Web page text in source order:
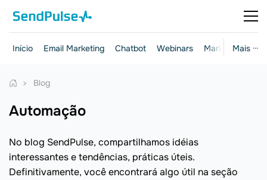
Mais ···
Início Email Marketing Chatbot Webinars Marketing e
Blog
automação
No blog SendPulse, compartilhamos idéias
interessantes e tendências, práticas úteis.
Definitivamente, você encontrará algo útil na seção